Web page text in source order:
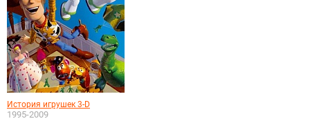
История игрушек 3-D
1995-2009